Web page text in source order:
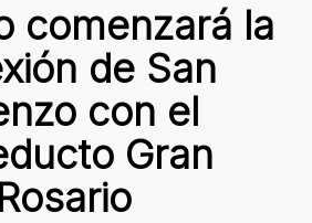
comenzará la
de San
con el
Gran
Rosario